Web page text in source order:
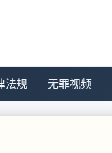
法规 无罪视频